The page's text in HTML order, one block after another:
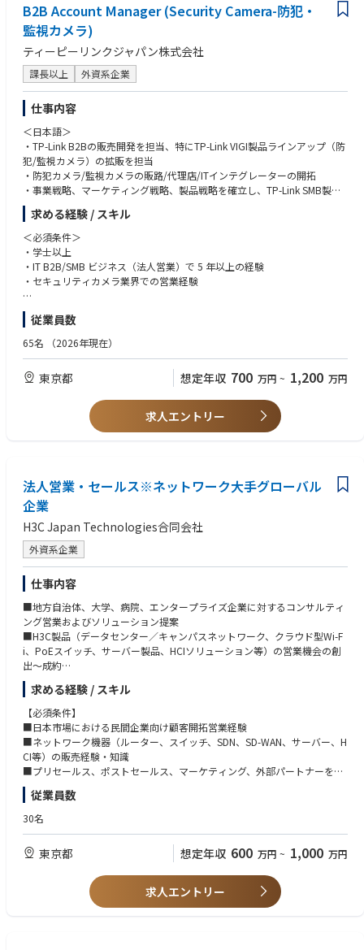
B2B Account Manager (Security Camera-防犯・
監視カメラ)
ティーピーリンクジャパン株式会社
課長以上 外資系企業
仕事内容
＜日本語＞
・TP-Link B2Bの販売開発を担当、特にTP-Link VIGI製品ラインアップ（防
犯/監視カメラ）の拡販を担当
・防犯カメラ/監視カメラの販路/代理店/ITインテグレーターの開拓
・事業戦略、マーケティング戦略、製品戦略を確立し、TP-Link SMB製品
（特にVIGIセキュリティカメラ）の販売強化を推進
・上記以外の中小企業に業務推進ビジネスに関するすること
＜英語＞
・Responsible for TP-Link B2B sales development, specially expand sale
s of TP-Link VIGI product lineup(Security Camera-防犯・監視カメ)
・Develop sales channel, distributors and IT Integrators of Security Came
・Establish the Business & Marketing & Product strategies, promote to en
hance TP-Link SMB products sales(Specially VIGI Security Camera)
・Any other things related to the SMB business but no mentioned above
求める経験 / スキル
＜必須条件＞
・学士以上
・IT B2B/SMB ビジネス（法人営業）で 5 年以上の経験
・セキュリティカメラ業界での営業経験
＜歓迎スキル・経験＞
・防犯カメラブランドの販売経験をお持ちの方、または防犯・監視カメラ
の代理店/SI業務に携わった方は優遇します
従業員数
65名 （2026年現在）
東京都 想定年収 700 万円 ~ 1,200 万円
求人エントリー
法人営業・セールス※ネットワーク大手グローバル
企業
H3C Japan Technologies合同会社
外資系企業
仕事内容
■地方自治体、大学、病院、エンタープライズ企業に対するコンサルティ
ング営業およびソリューション提案
■H3C製品（データセンター／キャンパスネットワーク、クラウド型Wi-F
i、PoEスイッチ、サーバー製品、HCIソリューション等）の営業機会の創
出〜成約
■顧客キーパーソンとの関係構築・維持
■パートナーマネージャーやセールスエンジニアチームと連携したアカウ
ント戦略の策定・実行
■顧客課題やニーズの把握およびソリューション提案
■担当地域・指名アカウントに基づくマーケティングプランの立案・実施
求める経験 / スキル
【必須条件】
■日本市場における民間企業向け顧客開拓営業経験
■ネットワーク機器（ルーター、スイッチ、SDN、SD-WAN、サーバー、H
CI等）の販売経験・知識
■プリセールス、ポストセールス、マーケティング、外部パートナーを含
む、クロスファンクショナルチームを主導できるリーダーシップ
■契約・再販プロセスにおけるエンドユーザーの要件定義の実務経験
■社内外のあらゆるレベルの関係者と円滑な関係を構築・維持できるコミ
ュニケーションスキル
■ビジネスプランの作成、営業プロセスの文書化、営業目標達成に関する
■顧客および地域パートナーへの出張対応が可能な方
従業員数
30名
東京都 想定年収 600 万円 ~ 1,000 万円
求人エントリー